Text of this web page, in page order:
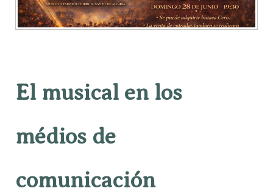
El musical en los
médios de
comunicación